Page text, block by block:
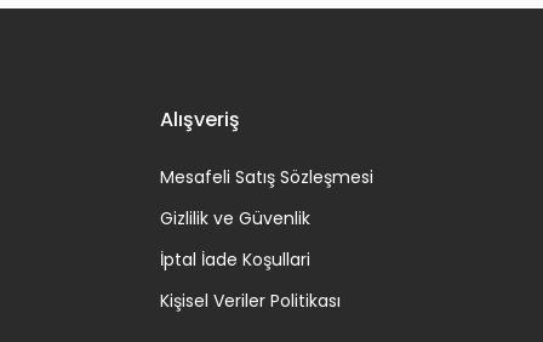
Alışveriş
Mesafeli Satış Sözleşmesi
Gizlilik ve Güvenlik
İptal İade Koşullari
Kişisel Veriler Politikası